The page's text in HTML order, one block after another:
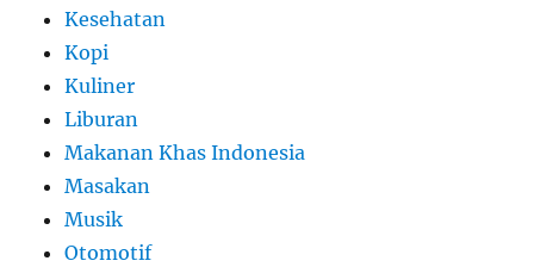
Kesehatan
Kopi
Kuliner
Liburan
Makanan Khas Indonesia
Masakan
Musik
Otomotif